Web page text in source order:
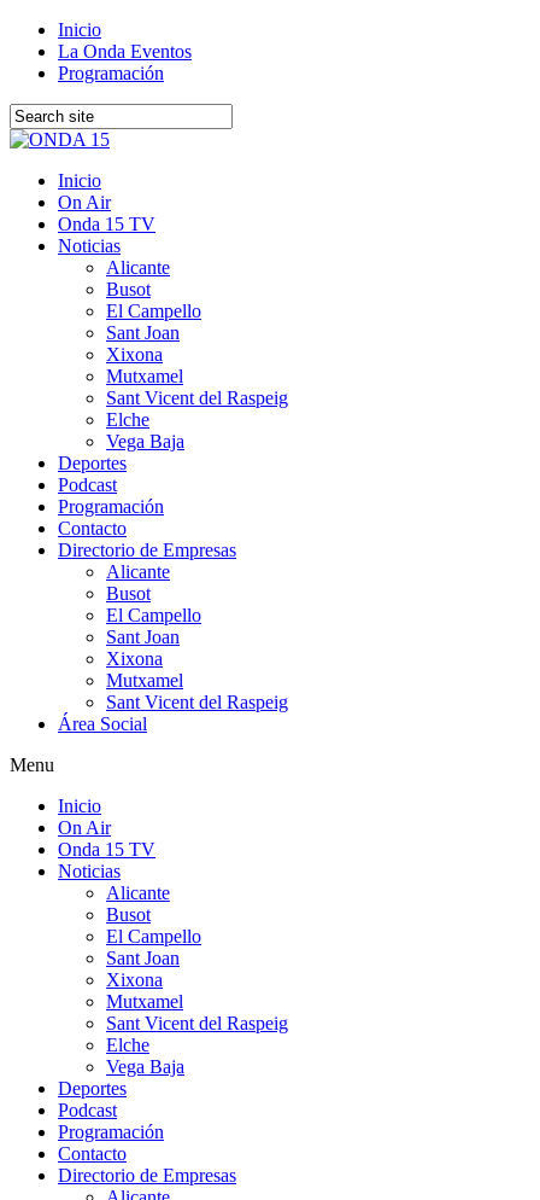
Inicio
La Onda Eventos
Programación
Inicio
On Air
Onda 15 TV
Noticias
Alicante
Busot
El Campello
Sant Joan
Xixona
Mutxamel
Sant Vicent del Raspeig
Elche
Vega Baja
Deportes
Podcast
Programación
Contacto
Directorio de Empresas
Alicante
Busot
El Campello
Sant Joan
Xixona
Mutxamel
Sant Vicent del Raspeig
Área Social
Menu
Inicio
On Air
Onda 15 TV
Noticias
Alicante
Busot
El Campello
Sant Joan
Xixona
Mutxamel
Sant Vicent del Raspeig
Elche
Vega Baja
Deportes
Podcast
Programación
Contacto
Directorio de Empresas